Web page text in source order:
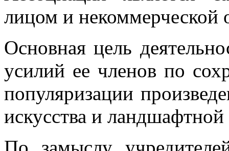
лицом и некоммерческой
Основная цель
усилий ее членов по
популяризации
искусства и